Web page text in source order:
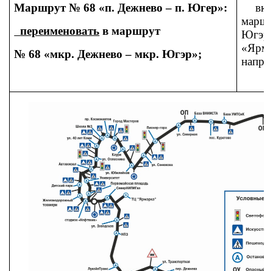
Маршрут № 68 «п. Дежнево – п. Югер»:
переименовать в маршрут
№ 68 «мкр. Дежнево – мкр. Югэр»;